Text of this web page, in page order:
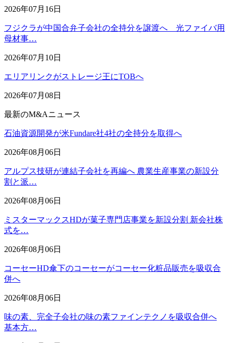
2026年07月16日
フジクラが中国合弁子会社の全持分を譲渡へ 光ファイバ用
母材事…
2026年07月10日
エリアリンクがストレージ王にTOBへ
2026年07月08日
最新のM&Aニュース
石油資源開発が米Fundare社4社の全持分を取得へ
2026年08月06日
アルプス技研が連結子会社を再編へ 農業生産事業の新設分
割と派…
2026年08月06日
ミスターマックスHDが菓子専門店事業を新設分割 新会社株
式を…
2026年08月06日
コーセーHD傘下のコーセーがコーセー化粧品販売を吸収合
併へ
2026年08月06日
味の素、完全子会社の味の素ファインテクノを吸収合併へ
基本方…